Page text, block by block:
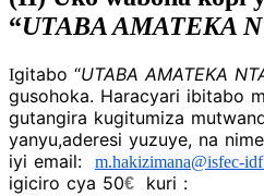
“UTABA AMATEKA
Igitabo “UTABA AMATEKA
gusohoka. Haracyari ibitabo
gutangira kugitumiza
yanyu,aderesi yuzuye, na
iyi email: m.hakizimana@isfec-
igiciro cya 50€ kuri :